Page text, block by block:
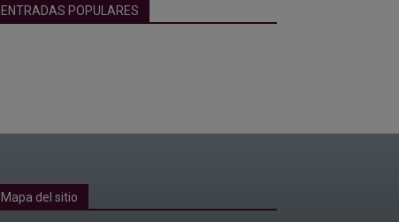
ENTRADAS POPULARES
Mapa del sitio